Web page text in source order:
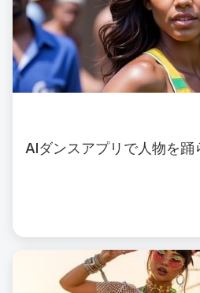
AIダンスアプリで人物を踊